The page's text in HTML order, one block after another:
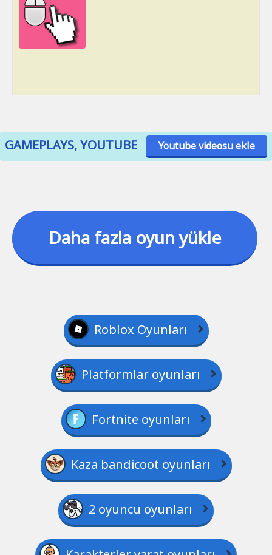
GAMEPLAYS, YOUTUBE Youtube videosu ekle
Daha fazla oyun yükle
Roblox Oyunları
Platformlar oyunları
Fortnite oyunları
Kaza bandicoot oyunları
2 oyuncu oyunları